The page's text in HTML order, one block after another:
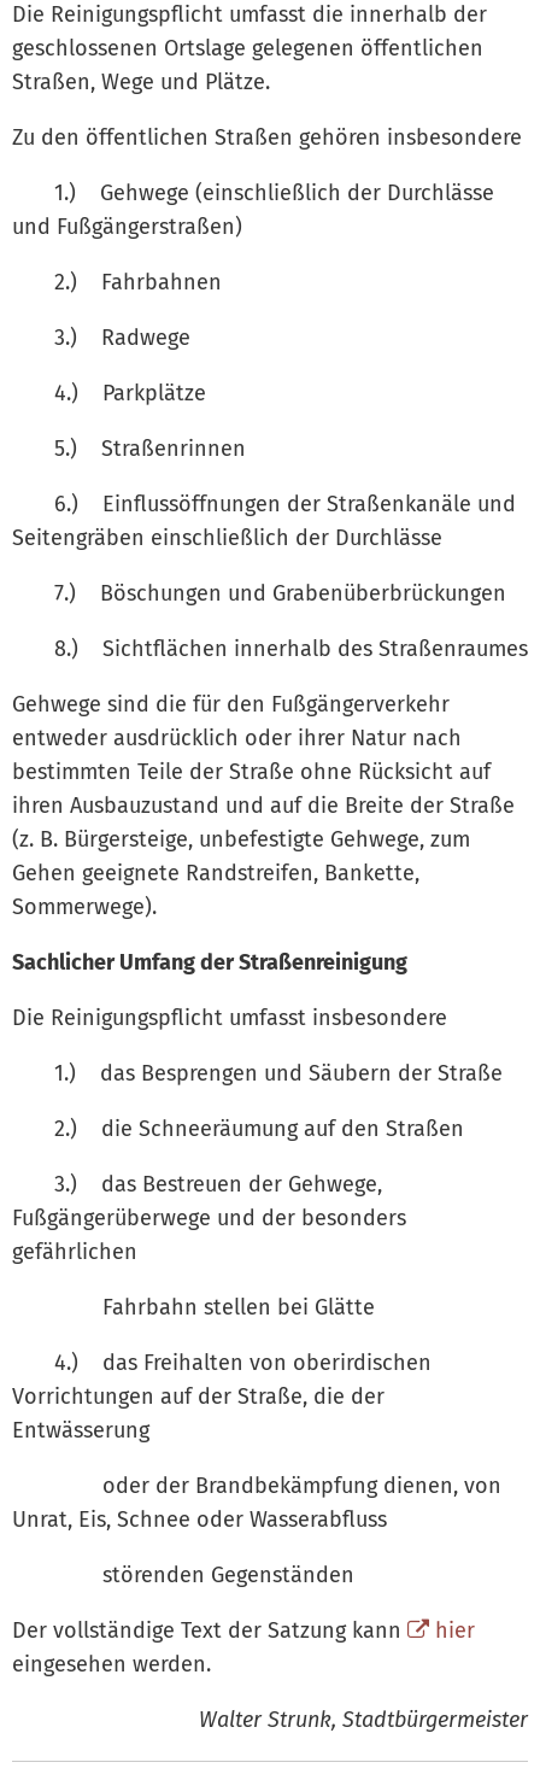
Die Reinigungspflicht umfasst die innerhalb der
geschlossenen Ortslage gelegenen öffentlichen
Straßen, Wege und Plätze.
Zu den öffentlichen Straßen gehören insbesondere
1.) Gehwege (einschließlich der Durchlässe
und Fußgängerstraßen)
2.) Fahrbahnen
3.) Radwege
4.) Parkplätze
5.) Straßenrinnen
6.) Einflussöffnungen der Straßenkanäle und
Seitengräben einschließlich der Durchlässe
7.) Böschungen und Grabenüberbrückungen
8.) Sichtflächen innerhalb des Straßenraumes
Gehwege sind die für den Fußgängerverkehr
entweder ausdrücklich oder ihrer Natur nach
bestimmten Teile der Straße ohne Rücksicht auf
ihren Ausbauzustand und auf die Breite der Straße
(z. B. Bürgersteige, unbefestigte Gehwege, zum
Gehen geeignete Randstreifen, Bankette,
Sommerwege).
Sachlicher Umfang der Straßenreinigung
Die Reinigungspflicht umfasst insbesondere
1.) das Besprengen und Säubern der Straße
2.) die Schneeräumung auf den Straßen
3.) das Bestreuen der Gehwege,
Fußgängerüberwege und der besonders
gefährlichen
Fahrbahn stellen bei Glätte
4.) das Freihalten von oberirdischen
Vorrichtungen auf der Straße, die der
Entwässerung
oder der Brandbekämpfung dienen, von
Unrat, Eis, Schnee oder Wasserabfluss
störenden Gegenständen
Der vollständige Text der Satzung kann
hier
eingesehen werden.
Walter Strunk, Stadtbürgermeister